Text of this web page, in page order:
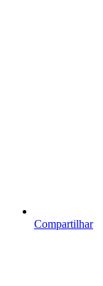
Compartilhar